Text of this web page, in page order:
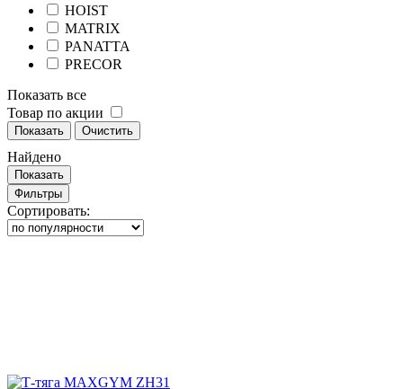
HOIST
MATRIX
PANATTA
PRECOR
Показать все
Товар по акции
Показать Очистить
Найдено
Показать
Фильтры
Сортировать: